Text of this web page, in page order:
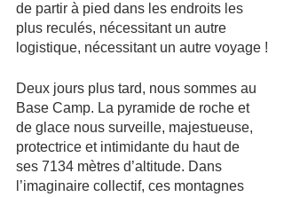
de partir à pied dans les endroits les
plus reculés, nécessitant un autre
logistique, nécessitant un autre voyage !
Deux jours plus tard, nous sommes au
Base Camp. La pyramide de roche et
de glace nous surveille, majestueuse,
protectrice et intimidante du haut de
ses 7134 mètres d’altitude. Dans
l’imaginaire collectif, ces montagnes